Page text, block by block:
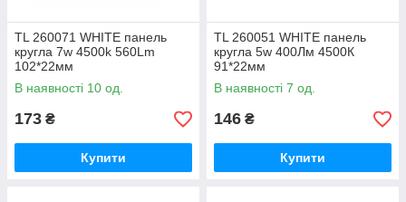
TL 260071 WHITE панель
кругла 7w 4500k 560Lm
102*22мм
В наявності 10 од.
173 ₴
Купити
TL 260051 WHITE панель
кругла 5w 400Лм 4500К
91*22мм
В наявності 7 од.
146 ₴
Купити